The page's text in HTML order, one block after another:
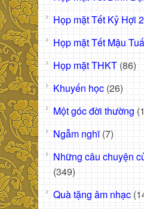
Họp mặt Tết Kỷ Hợi
Họp mặt Tết Mậu
Họp mặt THKT (86)
Khuyến học (26)
Một góc đời thường
Ngẫm nghĩ(7)
Những câu chuyện
(349)
Quà tặng âm nhạc